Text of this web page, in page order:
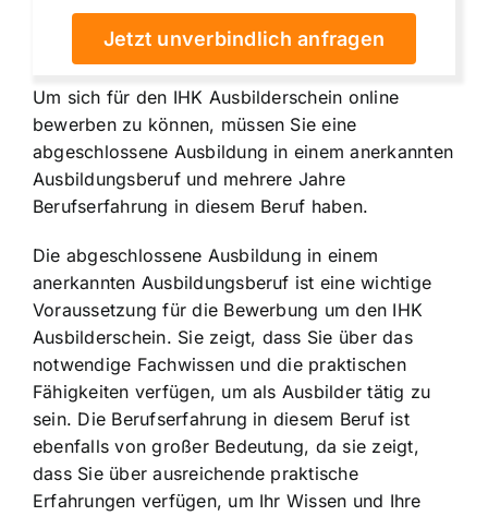
Jetzt unverbindlich anfragen
Um sich für den IHK Ausbilderschein online
bewerben zu können, müssen Sie eine
abgeschlossene Ausbildung in einem anerkannten
Ausbildungsberuf und mehrere Jahre
Berufserfahrung in diesem Beruf haben.
Die abgeschlossene Ausbildung in einem
anerkannten Ausbildungsberuf ist eine wichtige
Voraussetzung für die Bewerbung um den IHK
Ausbilderschein. Sie zeigt, dass Sie über das
notwendige Fachwissen und die praktischen
Fähigkeiten verfügen, um als Ausbilder tätig zu
sein. Die Berufserfahrung in diesem Beruf ist
ebenfalls von großer Bedeutung, da sie zeigt,
dass Sie über ausreichende praktische
Erfahrungen verfügen, um Ihr Wissen und Ihre